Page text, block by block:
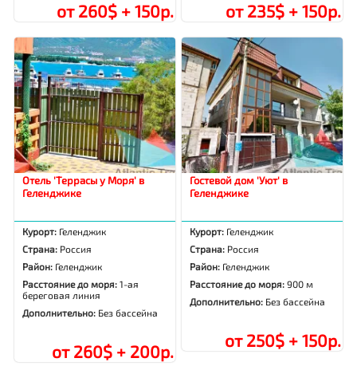
от 260$ + 150р. от 235$ + 150р.
Отель 'Террасы у Моря' в
Геленджике
Курорт: Геленджик
Страна: Россия
Район: Геленджик
Расстояние до моря:1-ая
береговая линия
Дополнительно: Без бассейна
от 260$ + 200р.
Гостевой дом 'Уют' в
Геленджике
Курорт: Геленджик
Страна: Россия
Район: Геленджик
Расстояние до моря:900 м
Дополнительно: Без бассейна
от 250$ + 150р.